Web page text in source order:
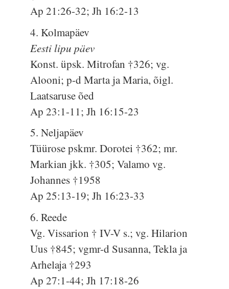
Ap 21:26-32; Jh 16:2-13
4. Kolmapäev
Eesti lipu päev
Konst. üpsk. Mitrofan †326; vg.
Alooni; p-d Marta ja Maria, õigl.
Laatsaruse õed
Ap 23:1-11; Jh 16:15-23
5. Neljapäev
Tüürose pskmr. Dorotei †362; mr.
Markian jkk. †305; Valamo vg.
Johannes †1958
Ap 25:13-19; Jh 16:23-33
6. Reede
Vg. Vissarion † IV-V s.; vg. Hilarion
Uus †845; vgmr-d Susanna, Tekla ja
Arhelaja †293
Ap 27:1-44; Jh 17:18-26